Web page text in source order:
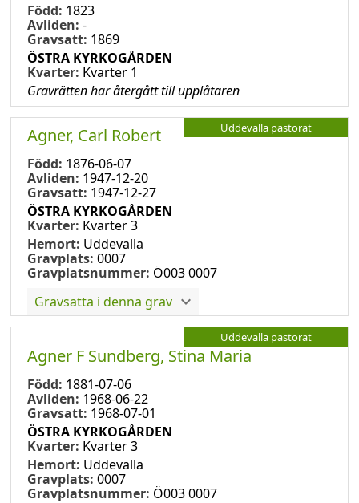
Född: 1823
Avliden: -
Gravsatt: 1869
ÖSTRA KYRKOGÅRDEN
Kvarter: Kvarter 1
Gravrätten har återgått till upplåtaren
Uddevalla pastorat
Agner, Carl Robert
Född: 1876-06-07
Avliden: 1947-12-20
Gravsatt: 1947-12-27
ÖSTRA KYRKOGÅRDEN
Kvarter: Kvarter 3
Hemort: Uddevalla
Gravplats: 0007
Gravplatsnummer: Ö003 0007
Gravsatta i denna grav
Uddevalla pastorat
Agner F Sundberg, Stina Maria
Född: 1881-07-06
Avliden: 1968-06-22
Gravsatt: 1968-07-01
ÖSTRA KYRKOGÅRDEN
Kvarter: Kvarter 3
Hemort: Uddevalla
Gravplats: 0007
Gravplatsnummer: Ö003 0007